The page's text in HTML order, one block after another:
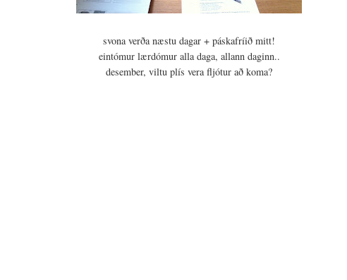
svona verða næstu dagar + páskafríið mitt!
eintómur lærdómur alla daga, allann daginn..
desember, viltu plís vera fljótur að koma?